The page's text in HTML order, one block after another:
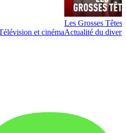
et cinéma
Les Grosses Têtes
Actualité du